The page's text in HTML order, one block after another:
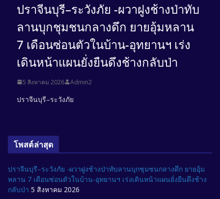
ปราจีนบุรี–ระวังภัย -ผวาฝูงช้างป่าทับ
ลานบุกชุมชนกลางดึก ยายอุ้มหลาน
7 เดือนซ่อนตัวในบ้าน-อุทยานฯ เร่ง
เดินหน้าแผนยั่งยืนดึงช้างกลับป่า
5 สิงหาคม 2026 Admin2
ปราจีนบุรี–ระวังภัย
โพสต์ล่าสุด
ปราจีนบุรี–ระวังภัย -ผวาฝูงช้างป่าทับลานบุกชุมชนกลางดึก ยายอุ้ม
หลาน 7 เดือนซ่อนตัวในบ้าน-อุทยานฯ เร่งเดินหน้าแผนยั่งยืนดึงช้าง
กลับป่า 5 สิงหาคม 2026